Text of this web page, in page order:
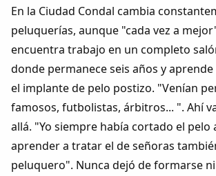
En la Ciudad Condal cambia
peluquerías, aunque "cada vez a
encuentra trabajo en un completo
donde permanece seis años y
el implante de pelo postizo. "Venían
famosos, futbolistas, árbitros... ". Ahí
allá. "Yo siempre había cortado el pelo
aprender a tratar el de señoras
peluquero". Nunca dejó de formarse